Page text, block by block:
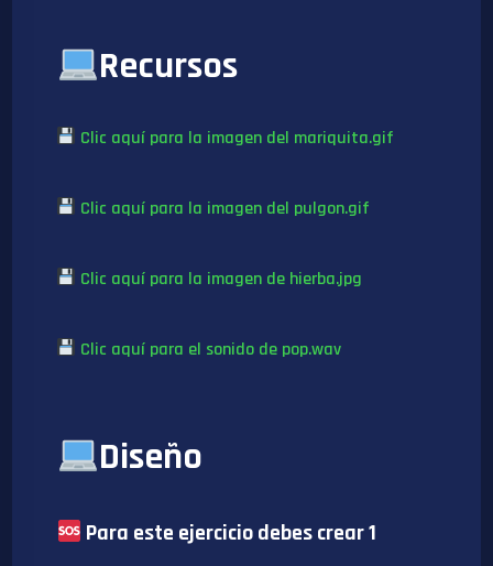
Recursos
Clic aquí para la imagen del mariquita.gif
Clic aquí para la imagen del pulgon.gif
Clic aquí para la imagen de hierba.jpg
Clic aquí para el sonido de pop.wav
Diseño
Para este ejercicio debes crear 1